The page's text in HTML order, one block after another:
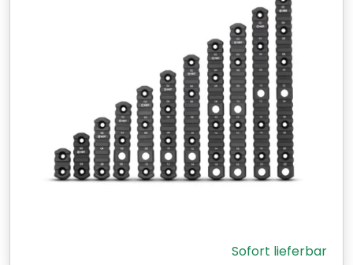
Sofort lieferbar